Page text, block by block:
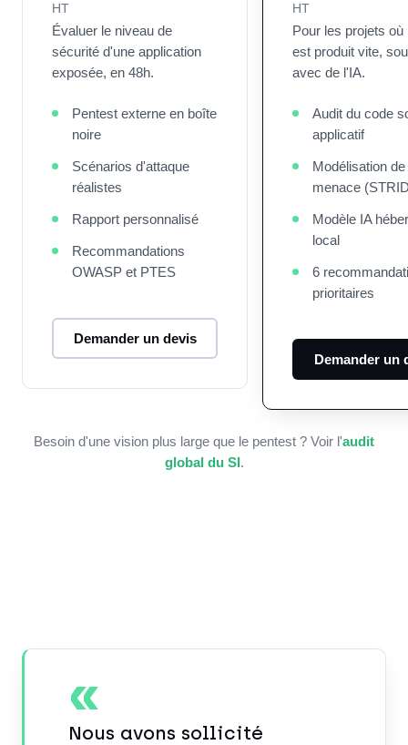
HT
Évaluer le niveau de
sécurité d'une application
exposée, en 48h.
Pentest externe en boîte
noire
Scénarios d'attaque
réalistes
Rapport personnalisé
Recommandations
OWASP et PTES
Demander un devis
HT
Pour les projets où
est produit vite,
avec de l'IA.
Audit du code
applicatif
Modélisation de
menace
Modèle IA
local
6
prioritaires
Demander un
Besoin d'une vision plus large que le pentest ? Voir l'audit
global du SI .
«
Nous avons sollicité